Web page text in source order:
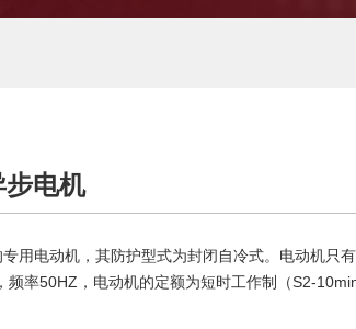
步电机
用电动机，其防护型式为封闭自冷式。电动机只
率50HZ，电动机的定额为短时工作制（S2-